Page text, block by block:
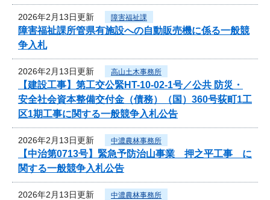
2026年2月13日更新 障害福祉課
障害福祉課所管県有施設への自動販売機に係る一般競
争入札
2026年2月13日更新 高山土木事務所
【建設工事】第工交公緊HT-10-02-1号／公共 防災・
安全社会資本整備交付金（債務）（国）360号荻町1工
区1期工事に関する一般競争入札公告
2026年2月13日更新 中濃農林事務所
【中治第0713号】緊急予防治山事業 押之平工事 に
関する一般競争入札公告
2026年2月13日更新 中濃農林事務所